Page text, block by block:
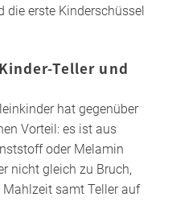
die erste Kinderschüssel
Teller und
hat gegenüber
Vorteil: es ist aus
oder Melamin
nicht gleich zu Bruch,
Mahlzeit samt Teller auf